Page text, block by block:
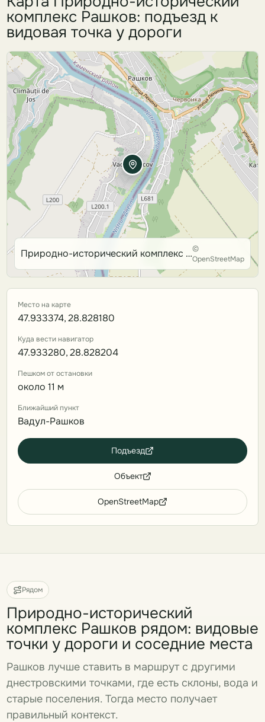
комплекс Рашков: подъезд к
видовая точка у дороги
Природно-исторический комплекс Рашков©
OpenStreetMap
Место на карте
47.933374, 28.828180
Куда вести навигатор
47.933280, 28.828204
Пешком от остановки
около 11 м
Ближайший пункт
Вадул-Рашков
Подъезд
Объект
OpenStreetMap
Рядом
Природно-исторический
комплекс Рашков рядом: видовые
точки у дороги и соседние места
Рашков лучше ставить в маршрут с другими
днестровскими точками, где есть склоны, вода и
старые поселения. Тогда место получает
правильный контекст.